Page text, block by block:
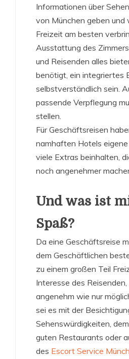
Informationen über
von München geben und
Freizeit am besten
Ausstattung des
und Reisenden alles
benötigt, ein integriertes
selbstverständlich sein.
passende Verpflegung
stellen.
Für Geschäftsreisen
namhaften Hotels eigene
viele Extras beinhalten,
noch angenehmer
Und was ist
Spaß?
Da eine Geschäftsreise
dem Geschäftlichen
zu einem großen Teil
Interesse des
angenehm wie nur
sei es mit der
Sehenswürdigkeiten,
guten Restaurants oder
des Escort Service